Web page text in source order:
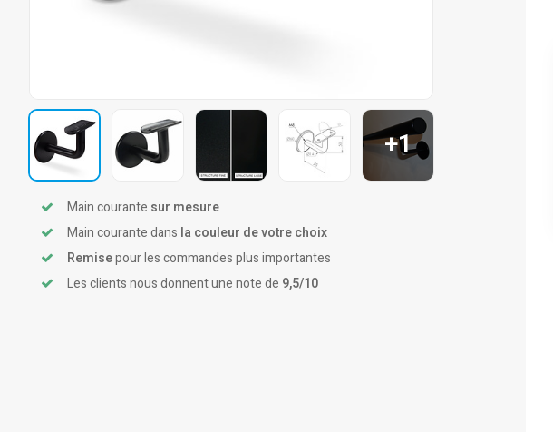
+1
Main courante sur mesure
Main courante dans la couleur de votre choix
Remisepour les commandes plus importantes
Les clients nous donnent une note de 9,5/10